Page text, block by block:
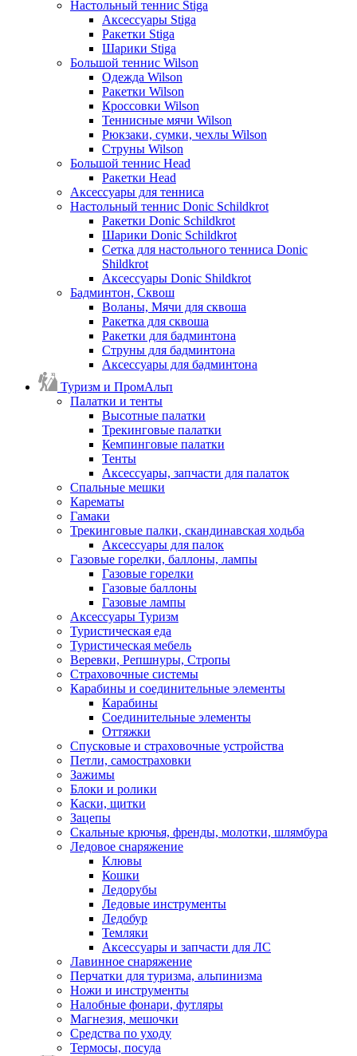
Настольный теннис Stiga
Аксессуары Stiga
Ракетки Stiga
Шарики Stiga
Большой теннис Wilson
Одежда Wilson
Ракетки Wilson
Кроссовки Wilson
Теннисные мячи Wilson
Рюкзаки, сумки, чехлы Wilson
Струны Wilson
Большой теннис Head
Ракетки Head
Аксессуары для тенниса
Настольный теннис Donic Schildkrot
Ракетки Donic Schildkrot
Шарики Donic Schildkrot
Сетка для настольного тенниса Donic
Shildkrot
Аксессуары Donic Shildkrot
Бадминтон, Сквош
Воланы, Мячи для сквоша
Ракетка для сквоша
Ракетки для бадминтона
Струны для бадминтона
Аксессуары для бадминтона
Туризм и ПромАльп
Палатки и тенты
Высотные палатки
Трекинговые палатки
Кемпинговые палатки
Тенты
Аксессуары, запчасти для палаток
Спальные мешки
Карематы
Гамаки
Трекинговые палки, скандинавская ходьба
Аксессуары для палок
Газовые горелки, баллоны, лампы
Газовые горелки
Газовые баллоны
Газовые лампы
Аксессуары Туризм
Туристическая еда
Туристическая мебель
Веревки, Репшнуры, Стропы
Страховочные системы
Карабины и соединительные элементы
Карабины
Соединительные элементы
Оттяжки
Спусковые и страховочные устройства
Петли, самостраховки
Зажимы
Блоки и ролики
Каски, щитки
Зацепы
Скальные крючья, френды, молотки, шлямбура
Ледовое снаряжение
Клювы
Кошки
Ледорубы
Ледовые инструменты
Ледобур
Темляки
Аксессуары и запчасти для ЛС
Лавинное снаряжение
Перчатки для туризма, альпинизма
Ножи и инструменты
Налобные фонари, футляры
Магнезия, мешочки
Средства по уходу
Термосы, посуда